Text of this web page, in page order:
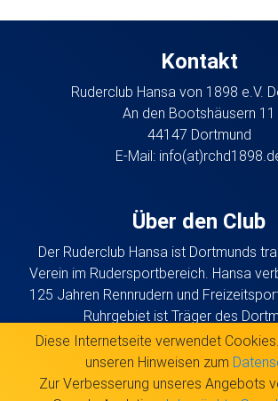
Kontakt
Ruderclub Hansa von 1898 e.V.
An den Bootshäusern 11
44147 Dortmund
E-Mail:
Über den Club
Der Ruderclub Hansa ist Dortmunds
Verein im Rudersportbereich. Hansa
125 Jahren Rennrudern und
Ruhrgebiet ist Träger des
Bundesstützpunkts, an dem unter
Deutschlandachter
Diese Internetseite verwendet
unseren Hinweisen zum
Zur Verbesserung unseres Angebots